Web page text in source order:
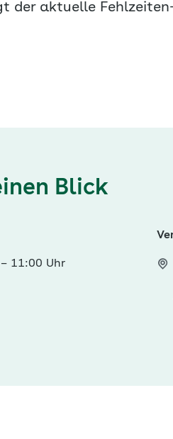
der aktuelle
Blick
– 11:00 Uhr